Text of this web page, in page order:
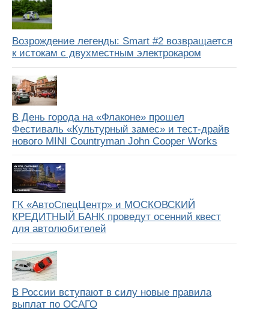
Возрождение легенды: Smart #2 возвращается
к истокам с двухместным электрокаром
В День города на «Флаконе» прошел
Фестиваль «Культурный замес» и тест-драйв
нового MINI Countryman John Cooper Works
ГК «АвтоСпецЦентр» и МОСКОВСКИЙ
КРЕДИТНЫЙ БАНК проведут осенний квест
для автолюбителей
В России вступают в силу новые правила
выплат по ОСАГО